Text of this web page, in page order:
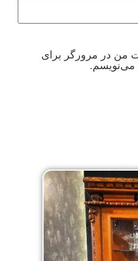
من در مرورگر برای
می‌نویسم.